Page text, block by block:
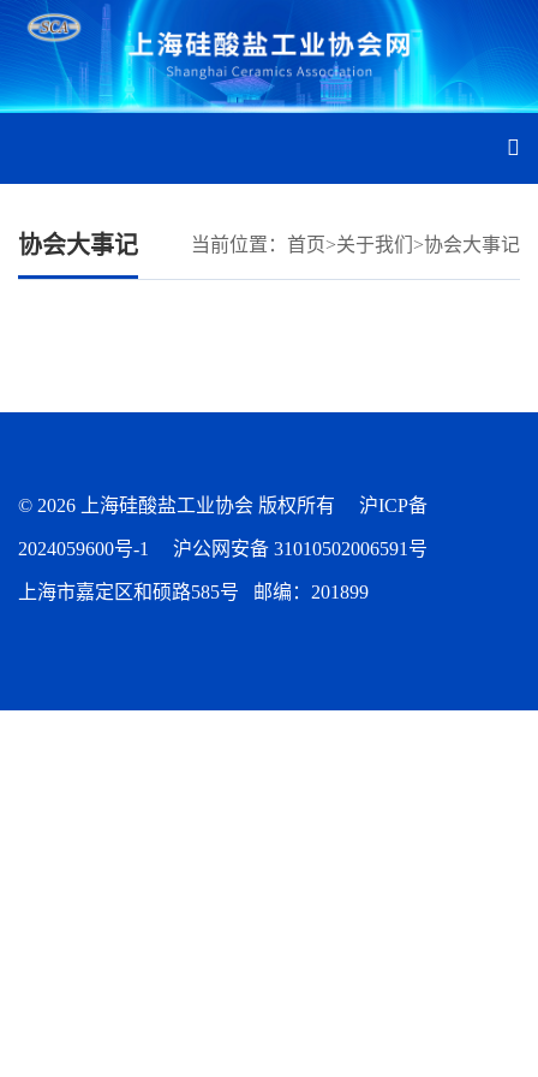
协会大事记 当前位置： 首页>关于我们 >协会大事记
© 2026 上海硅酸盐工业协会 版权所有 沪ICP备
2024059600号-1 沪公网安备 31010502006591号
上海市嘉定区和硕路585号 邮编：201899